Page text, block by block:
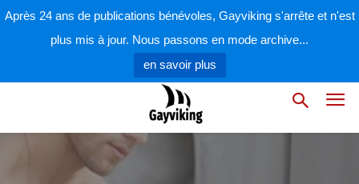
Après 24 ans de publications bénévoles, Gayviking s'arrête et n'est
plus mis à jour. Nous passons en mode archive...
en savoir plus